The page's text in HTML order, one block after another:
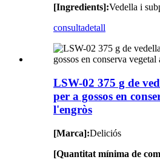
[Ingredients]:Vedella i
consultadetall
LSW-02 375 g de
per a gossos en
l'engròs
[Marca]:Deliciós
[Quantitat mínima de